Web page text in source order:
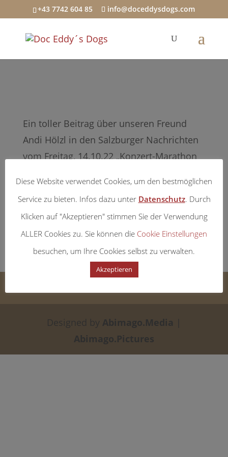
+43 7742 604 85 info@doceddysdogs.com
Ein toller Beitrag über unseren Freund
Andi Hölzl in den Salzburger Nachrichten
vom Freitag, 14.10.22 „Konzert-Marathon
verstorbenen Schlagzeuger“.
Designed by Abimago.Media
Abimago.Pictures
Diese Website verwendet Cookies, um den bestmöglichen
Service zu bieten. Infos dazu unter Datenschutz. Durch
Klicken auf "Akzeptieren" stimmen Sie der Verwendung
ALLER Cookies zu. Sie können die Cookie Einstellungen
besuchen, um Ihre Cookies selbst zu verwalten.
Akzeptieren